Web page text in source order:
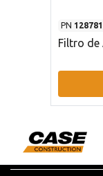
PN
Filtro de